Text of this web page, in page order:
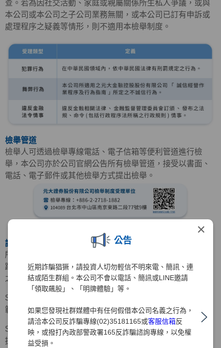
×
公告
近期詐騙猖獗，請投資人切勿輕信不明來電、簡訊、連
結或陌生群組。本公司不會以電話、簡訊或LINE邀請
「領取飆股」、「明牌體驗」等。
如果您發現社群媒體中有任何假借本公司名義之行為，
請洽本公司反詐騙專線(02)35181165或客服信箱反
映，或撥打內政部警政署165反詐騙諮詢專線，以免權
益受損。
查。若為因社交活動、家庭或親屬關係所生私人爭議，或與
本公司或本公司之子公司業務無關，或本公司已訂有申訴或
處理程序之疑義等情形，則不適用本檢舉制度。
檢舉管道
檢舉人可透過檢舉專線電話、電子信箱等便利管道進行檢
舉，本公司亦於公司官網公告所有檢舉管道，接受以書面、
電話、電子郵件或其他檢舉方式提出檢舉。
調查程序
所有經檢舉管道所檢舉之事件，本公司均妥善記錄並謹慎追
蹤處理，若案件調查屬實，將依「檢舉制度實施辦法」規定
之下列程序處理。
Step 1：立即要求被檢舉人停止相關行為，並預為必要之防
範或緊急應變措施。
Step 2：由被檢舉人所屬部門主管或被檢舉事項之權責單位
提出書面檢討改善措施，交由調查單位追蹤至改善完成為